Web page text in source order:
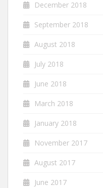
December 2018
September 2018
August 2018
July 2018
June 2018
March 2018
January 2018
November 2017
August 2017
June 2017